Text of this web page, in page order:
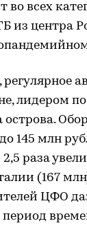
во всех
из центра
регулярное
лидером
острова.
145 млн
раза
(167
ЦФО